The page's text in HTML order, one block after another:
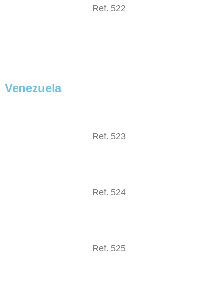
Ref. 522
Venezuela
Ref. 523
Ref. 524
Ref. 525